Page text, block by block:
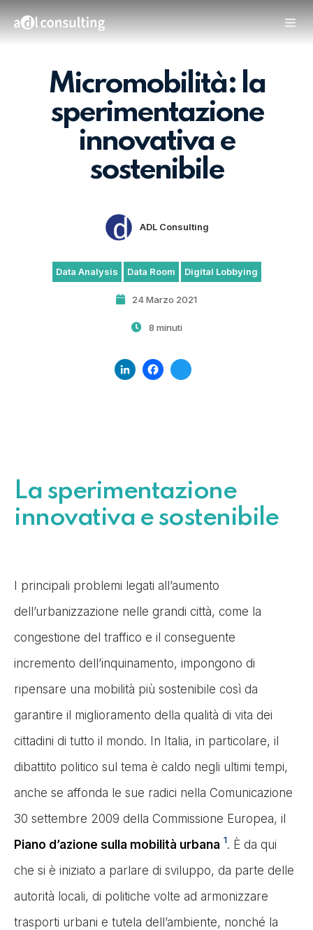
Micromobilità: la
sperimentazione
innovativa e
sostenibile
ADL Consulting
Data Analysis Data Room Digital Lobbying
24 Marzo 2021
8 minuti
La sperimentazione
innovativa e sostenibile
I principali problemi legati all’aumento
dell’urbanizzazione nelle grandi città, come la
congestione del traffico e il conseguente
incremento dell’inquinamento, impongono di
ripensare una mobilità più sostenibile così da
garantire il miglioramento della qualità di vita dei
cittadini di tutto il mondo. In Italia, in particolare, il
dibattito politico sul tema è caldo negli ultimi tempi,
anche se affonda le sue radici nella Comunicazione
30 settembre 2009 della Commissione Europea, il
Piano d’azione sulla mobilità urbana 1. È da qui
che si è iniziato a parlare di sviluppo, da parte delle
autorità locali, di politiche volte ad armonizzare
trasporti urbani e tutela dell’ambiente, nonché la